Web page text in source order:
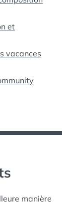
et
vacances
manière